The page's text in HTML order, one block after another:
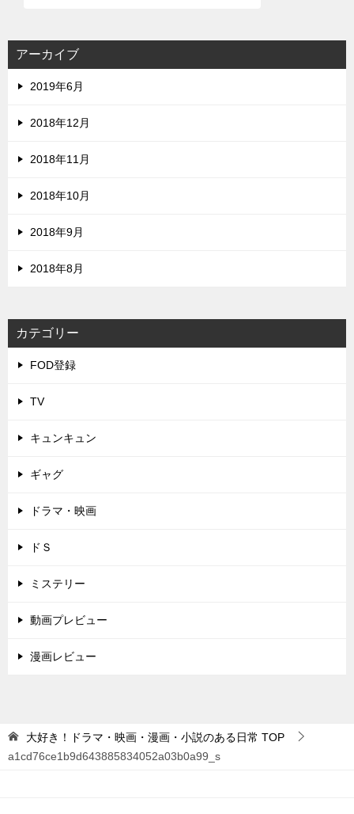
アーカイブ
2019年6月
2018年12月
2018年11月
2018年10月
2018年9月
2018年8月
カテゴリー
FOD登録
TV
キュンキュン
ギャグ
ドラマ・映画
ドＳ
ミステリー
動画プレビュー
漫画レビュー
大好き！ドラマ・映画・漫画・小説のある日常 TOP
a1cd76ce1b9d643885834052a03b0a99_s